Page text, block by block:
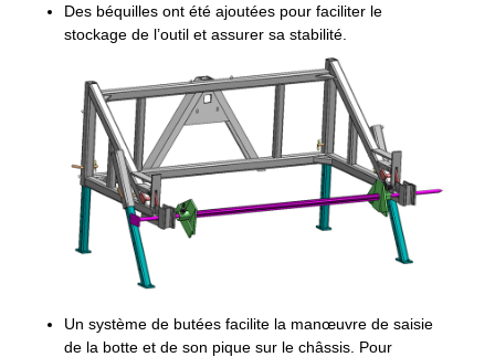
Des béquilles ont été ajoutées pour faciliter le
stockage de l’outil et assurer sa stabilité.
Un système de butées facilite la manœuvre de saisie
de la botte et de son pique sur le châssis. Pour